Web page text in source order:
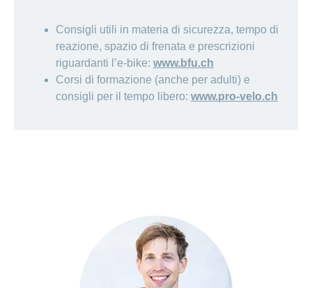
Consigli utili in materia di sicurezza, tempo di
reazione, spazio di frenata e prescrizioni
riguardanti l’e-bike: www.bfu.ch
Corsi di formazione (anche per adulti) e
consigli per il tempo libero: www.pro-velo.ch